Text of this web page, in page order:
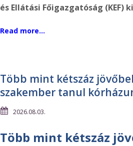
és Ellátási Főigazgatóság (KEF)
Read more…
Több mint kétszáz
szakember tanul
2026.08.03.
Több mint kétszáz